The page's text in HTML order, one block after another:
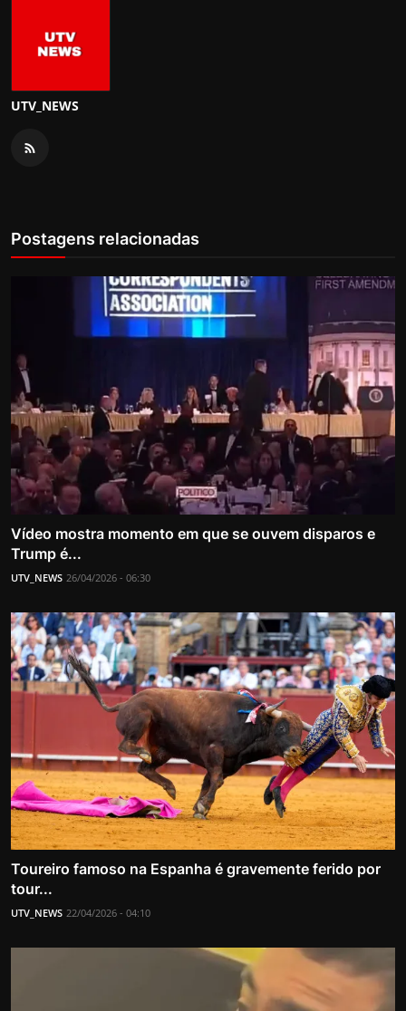
UTV_NEWS
Postagens relacionadas
Vídeo mostra momento em que se ouvem disparos e
Trump é...
UTV_NEWS 26/04/2026 - 06:30
Toureiro famoso na Espanha é gravemente ferido por
tour...
UTV_NEWS 22/04/2026 - 04:10